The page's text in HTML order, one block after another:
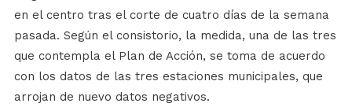
en el centro tras el corte de cuatro días de la semana
pasada. Según el consistorio, la medida, una de las tres
que contempla el Plan de Acción, se toma de acuerdo
con los datos de las tres estaciones municipales, que
arrojan de nuevo datos negativos.